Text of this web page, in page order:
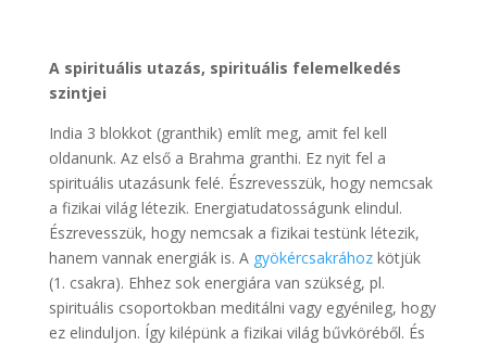
A spirituális utazás, spirituális felemelkedés
szintjei
India 3 blokkot (granthik) említ meg, amit fel kell
oldanunk. Az első a Brahma granthi. Ez nyit fel a
spirituális utazásunk felé. Észrevesszük, hogy nemcsak
a fizikai világ létezik. Energiatudatosságunk elindul.
Észrevesszük, hogy nemcsak a fizikai testünk létezik,
hanem vannak energiák is. A gyökércsakrához kötjük
(1. csakra). Ehhez sok energiára van szükség, pl.
spirituális csoportokban meditálni vagy egyénileg, hogy
ez elinduljon. Így kilépünk a fizikai világ bűvköréből. És